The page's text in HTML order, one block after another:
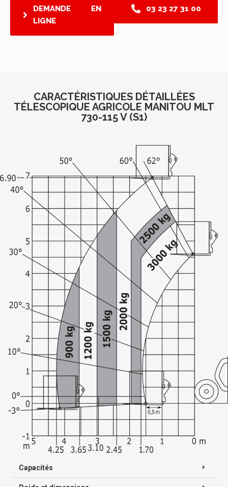
DEMANDE EN
LIGNE
03 23 27 31 00
CARACTÉRISTIQUES DÉTAILLÉES
TÉLESCOPIQUE AGRICOLE MANITOU MLT
730-115 V (S1)
Capacités